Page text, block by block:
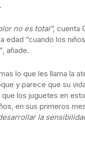
no es total”, cuenta
edad “cuando los
añade.
lo que les llama la
y parece que su
los juguetes en
en sus primeros
la